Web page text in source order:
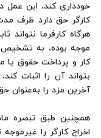
خودداری کند، این
هرگاه کارفرما نتواند
موجه بوده، به تشخیص
کار و پرداخت حقوق یا
آخرین مزد را به‌عنوان
اخراج کارگر را